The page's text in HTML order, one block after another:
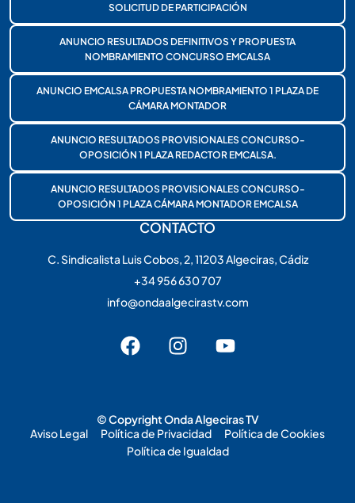
SOLICITUD DE PARTICIPACIÓN
ANUNCIO RESULTADOS DEFINITIVOS Y PROPUESTA
NOMBRAMIENTO CONCURSO EMCALSA
ANUNCIO EMCALSA PROPUESTA NOMBRAMIENTO 1 PLAZA DE
CÁMARA MONTADOR
ANUNCIO RESULTADOS PROVISIONALES CONCURSO-
OPOSICIÓN 1 PLAZA REDACTOR EMCALSA.
ANUNCIO RESULTADOS PROVISIONALES CONCURSO-
OPOSICIÓN 1 PLAZA CÁMARA MONTADOR EMCALSA
CONTACTO
C. Sindicalista Luis Cobos, 2, 11203 Algeciras, Cádiz
+34 956 630 707
info@ondaalgecirastv.com
© Copyright Onda Algeciras TV
Aviso Legal
Política de Privacidad
Política de Cookies
Política de Igualdad